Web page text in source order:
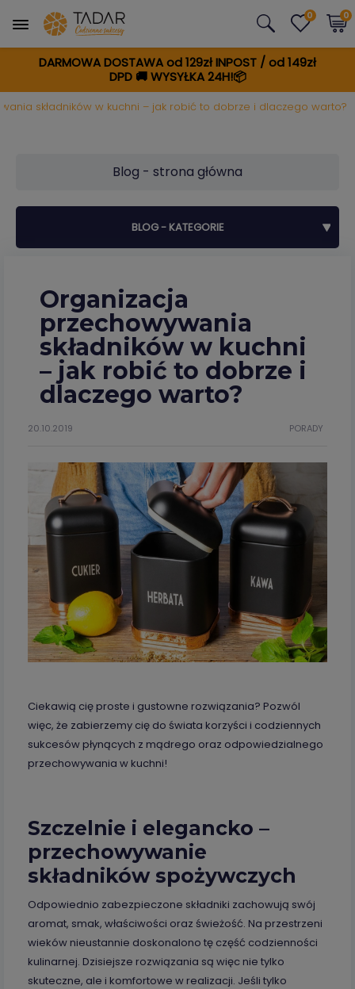
DARMOWA DOSTAWA od 129zł INPOST / od 149zł
DPD🚚WYSYŁKA 24H!📦
0 0
składników w kuchni – jak robić to dobrze i dlaczego warto?
BLOG - KATEGORIE
Blog - strona główna
Organizacja
przechowywania
składników w kuchni
– jak robić to dobrze i
dlaczego warto?
PORADY
20.10.2019
Ciekawią cię proste i gustowne rozwiązania? Pozwól
więc, że zabierzemy cię do świata korzyści i codziennych
sukcesów płynących z mądrego oraz odpowiedzialnego
przechowywania w kuchni!
Szczelnie i elegancko –
przechowywanie
składników spożywczych
Odpowiednio zabezpieczone składniki zachowują swój
aromat, smak, właściwości oraz świeżość. Na przestrzeni
wieków nieustannie doskonalono tę część codzienności
kulinarnej. Dzisiejsze rozwiązania są więc nie tylko
skuteczne, ale i komfortowe w realizacji. Jeśli tylko